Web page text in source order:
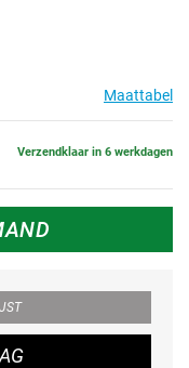
Maattabel
Verzendklaar in 6 werkdagen